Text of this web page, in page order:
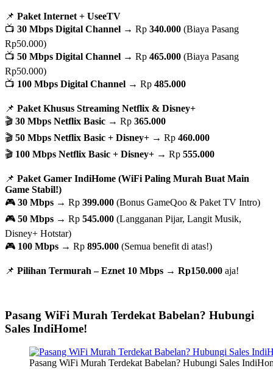
📌 Paket Internet + UseeTV
📺 30 Mbps Digital Channel → Rp 340.000 (Biaya Pasang
Rp50.000)
📺 50 Mbps Digital Channel → Rp 465.000 (Biaya Pasang
Rp50.000)
📺 100 Mbps Digital Channel → Rp 485.000
📌 Paket Khusus Streaming Netflix & Disney+
🎬 30 Mbps Netflix Basic → Rp 365.000
🎬 50 Mbps Netflix Basic + Disney+ → Rp 460.000
🎬 100 Mbps Netflix Basic + Disney+ → Rp 555.000
📌 Paket Gamer IndiHome (WiFi Paling Murah Buat Main
Game Stabil!)
🎮 30 Mbps → Rp 399.000 (Bonus GameQoo & Paket TV Intro)
🎮 50 Mbps → Rp 545.000 (Langganan Pijar, Langit Musik,
Disney+ Hotstar)
🎮 100 Mbps → Rp 895.000 (Semua benefit di atas!)
📌 Pilihan Termurah – Eznet 10 Mbps → Rp150.000 aja!
Pasang WiFi Murah Terdekat Babelan? Hubungi
Sales IndiHome!
Pasang WiFi Murah Terdekat Babelan? Hubungi Sales